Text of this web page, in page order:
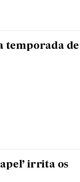
temporada de
irrita os